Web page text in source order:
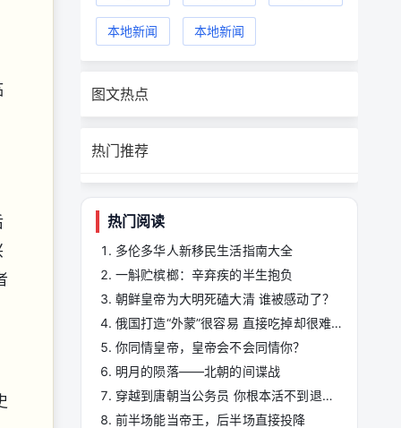
本地新闻 本地新闻
图文热点
热门推荐
热门阅读
多伦多华人新移民生活指南大全
一斛贮槟榔：辛弃疾的半生抱负
朝鲜皇帝为大明死磕大清 谁被感动了？
俄国打造“外蒙”很容易 直接吃掉却很难？
你同情皇帝，皇帝会不会同情你？
明月的陨落——北朝的间谍战
穿越到唐朝当公务员 你根本活不到退休那天
前半场能当帝王，后半场直接投降